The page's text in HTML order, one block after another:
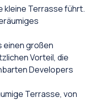
kleine Terrasse führt.
einen großen
Vorteil, die
Developers
Terrasse, von